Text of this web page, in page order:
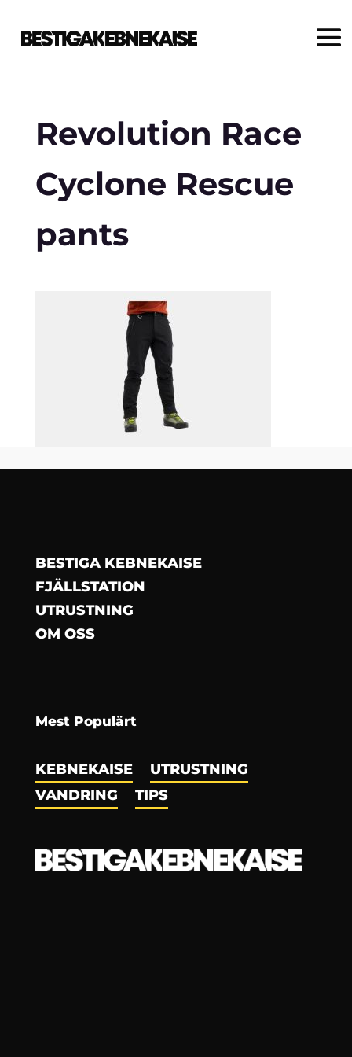
Revolution Race
Cyclone Rescue
pants
BESTIGA KEBNEKAISE
FJÄLLSTATION
UTRUSTNING
OM OSS
Mest Populärt
KEBNEKAISE
UTRUSTNING
VANDRING
TIPS